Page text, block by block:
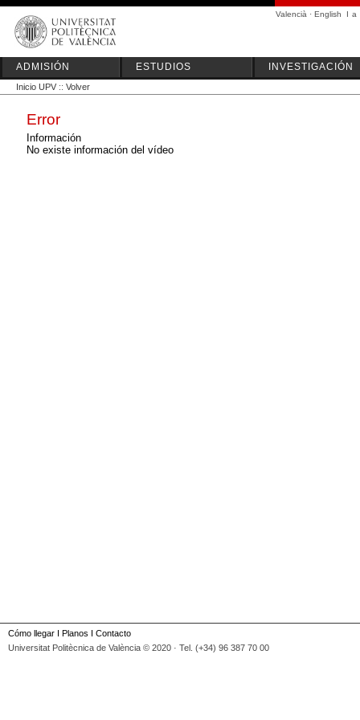
Valencià · English I a
ADMISIÓN ESTUDIOS INVESTIGACIÓN
Inicio UPV :: Volver
Error
Información
No existe información del vídeo
Cómo llegar I Planos I Contacto
Universitat Politècnica de València © 2020 · Tel. (+34) 96 387 70 00